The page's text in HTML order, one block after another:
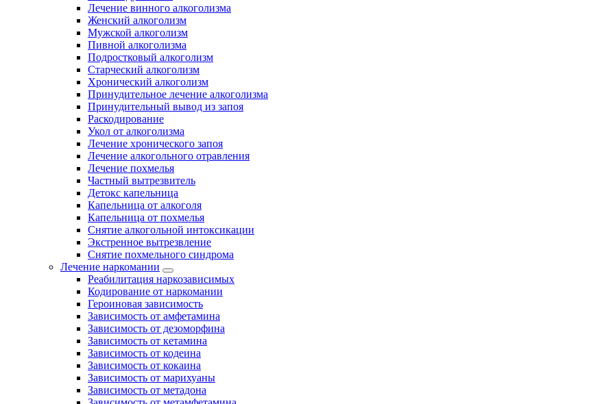
Лечение винного алкоголизма
Женский алкоголизм
Мужской алкоголизм
Пивной алкоголизма
Подростковый алкоголизм
Старческий алкоголизм
Хронический алкоголизм
Принудительное лечение алкоголизма
Принудительный вывод из запоя
Раскодирование
Укол от алкоголизма
Лечение хронического запоя
Лечение алкогольного отравления
Лечение похмелья
Частный вытрезвитель
Детокс капельница
Капельница от алкоголя
Капельница от похмелья
Снятие алкогольной интоксикации
Экстренное вытрезвление
Снятие похмельного синдрома
Лечение наркомании
Реабилитация наркозависимых
Кодирование от наркомании
Героиновая зависимость
Зависимость от амфетамина
Зависимость от дезоморфина
Зависимость от кетамина
Зависимость от кодеина
Зависимость от кокаина
Зависимость от марихуаны
Зависимость от метадона